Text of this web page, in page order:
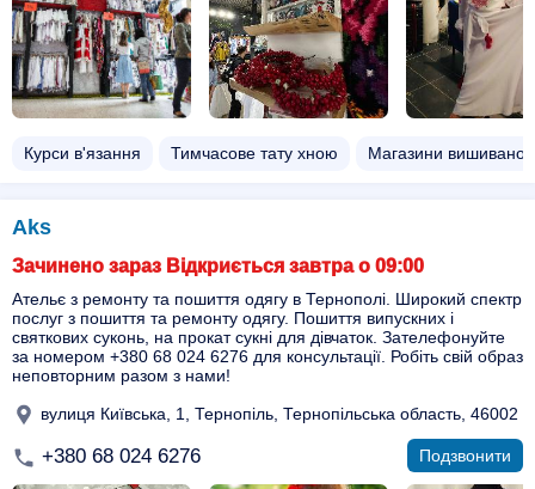
Курси в'язання Тимчасове тату хною Магазини вишиванок
Aks
Зачинено зараз Відкриється завтра о 09:00
Ательє з ремонту та пошиття одягу в Тернополі. Широкий спектр
послуг з пошиття та ремонту одягу. Пошиття випускних і
святкових суконь, на прокат сукні для дівчаток. Зателефонуйте
за номером +380 68 024 6276 для консультації. Робіть свій образ
неповторним разом з нами!
вулиця Київська, 1, Тернопіль, Тернопільська область, 46002
+380 68 024 6276 Подзвонити